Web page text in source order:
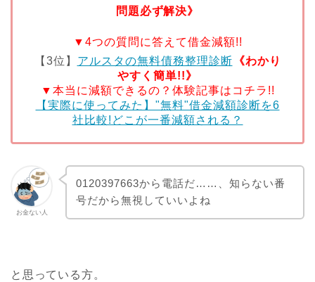
問題必ず解決》
▼4つの質問に答えて借金減額!!
【3位】 アルスタの無料債務整理診断 《わかり
やすく簡単!!》
▼本当に減額できるの？体験記事はコチラ!!
【実際に使ってみた】"無料"借金減額診断を6
社比較!どこが一番減額される？
お金ない人
0120397663から電話だ……、知らない番
号だから無視していいよね
と思っている方。